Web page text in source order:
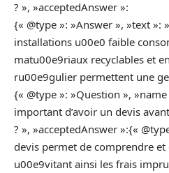
? », »acceptedAnswer »:
{« @type »: »Answer », »text »:
installations u00e0 faible
matu00e9riaux recyclables et
ru00e9gulier permettent une
{« @type »: »Question »,
important d’avoir un devis
? », »acceptedAnswer »:{«
devis permet de comprendre et
u00e9vitant ainsi les frais